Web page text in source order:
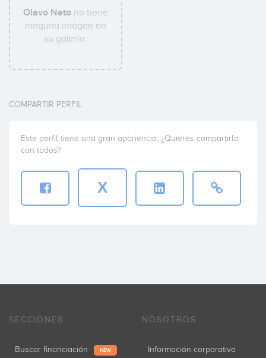
Olavo Neto no tiene
ninguna imágen en
su galería.
COMPARTIR PERFIL
Este perfil tiene una gran apariencia. ¿Quieres compartirlo
con todos?
X
SECCIONES
Buscar financiación NEW
NOSOTROS
Información corporativa